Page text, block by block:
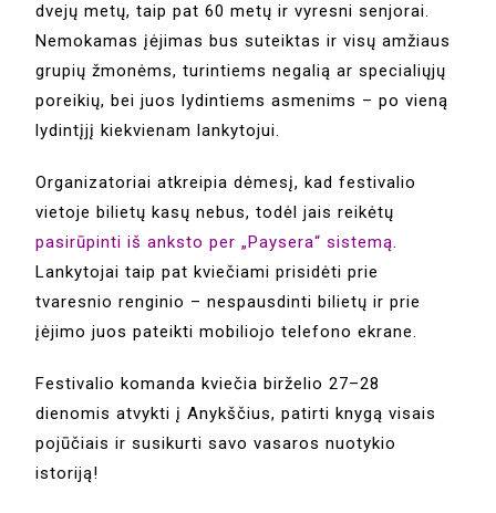
dvejų metų, taip pat 60 metų ir vyresni senjorai.
Nemokamas įėjimas bus suteiktas ir visų amžiaus
grupių žmonėms, turintiems negalią ar specialiųjų
poreikių, bei juos lydintiems asmenims – po vieną
lydintįjį kiekvienam lankytojui.
Organizatoriai atkreipia dėmesį, kad festivalio
vietoje bilietų kasų nebus, todėl jais reikėtų
pasirūpinti iš anksto per „Paysera“ sistemą.
Lankytojai taip pat kviečiami prisidėti prie
tvaresnio renginio – nespausdinti bilietų ir prie
įėjimo juos pateikti mobiliojo telefono ekrane.
Festivalio komanda kviečia birželio 27–28
dienomis atvykti į Anykščius, patirti knygą visais
pojūčiais ir susikurti savo vasaros nuotykio
istoriją!